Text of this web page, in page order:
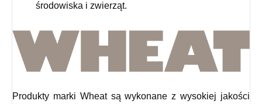
środowiska i zwierząt.
Produkty marki Wheat są wykonane z wysokiej jakości